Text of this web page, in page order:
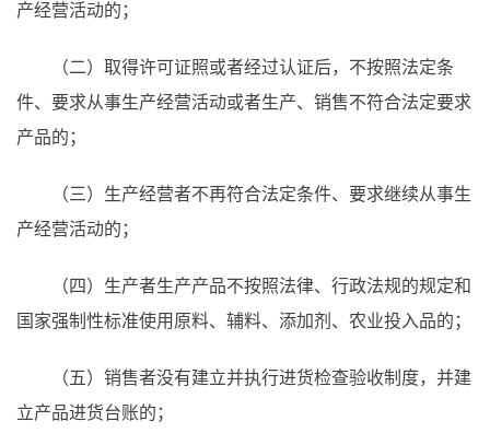
产经营活动的；
（二）取得许可证照或者经过认证后，不按照法定条
件、要求从事生产经营活动或者生产、销售不符合法定要求
产品的；
（三）生产经营者不再符合法定条件、要求继续从事生
产经营活动的；
（四）生产者生产产品不按照法律、行政法规的规定和
国家强制性标准使用原料、辅料、添加剂、农业投入品的；
（五）销售者没有建立并执行进货检查验收制度，并建
立产品进货台账的；